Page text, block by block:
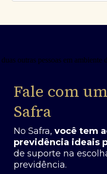
Fale com
Safra
No Safra, você tem
previdência ideais
de suporte na
previdência.